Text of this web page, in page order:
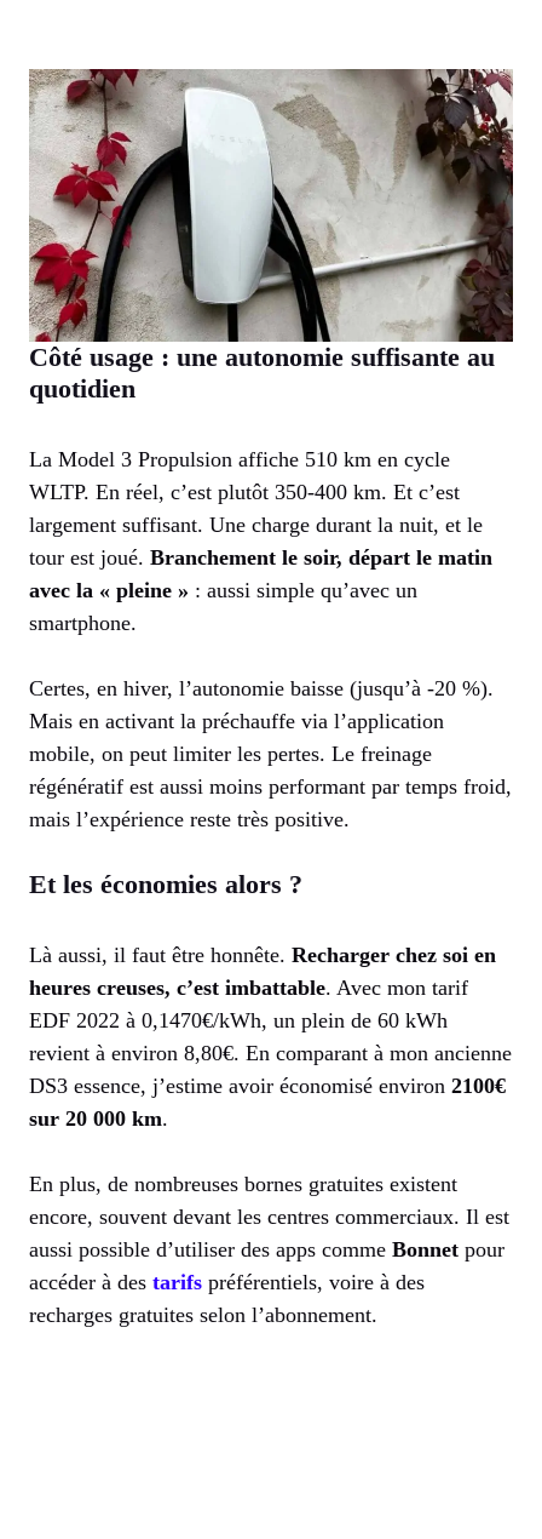
Côté usage : une autonomie suffisante au
quotidien
La Model 3 Propulsion affiche 510 km en cycle
WLTP. En réel, c’est plutôt 350-400 km. Et c’est
largement suffisant. Une charge durant la nuit, et le
tour est joué. Branchement le soir, départ le matin
avec la « pleine » : aussi simple qu’avec un
smartphone.
Certes, en hiver, l’autonomie baisse (jusqu’à -20 %).
Mais en activant la préchauffe via l’application
mobile, on peut limiter les pertes. Le freinage
régénératif est aussi moins performant par temps froid,
mais l’expérience reste très positive.
Et les économies alors ?
Là aussi, il faut être honnête. Recharger chez soi en
heures creuses, c’est imbattable. Avec mon tarif
EDF 2022 à 0,1470€/kWh, un plein de 60 kWh
revient à environ 8,80€. En comparant à mon ancienne
DS3 essence, j’estime avoir économisé environ 2100€
sur 20 000 km.
En plus, de nombreuses bornes gratuites existent
encore, souvent devant les centres commerciaux. Il est
aussi possible d’utiliser des apps comme Bonnet pour
accéder à des tarifs préférentiels, voire à des
recharges gratuites selon l’abonnement.